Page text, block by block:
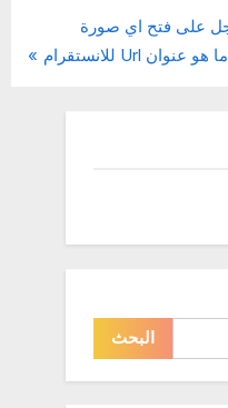
N
ما هو عنوان Url للانستقرام
البحث